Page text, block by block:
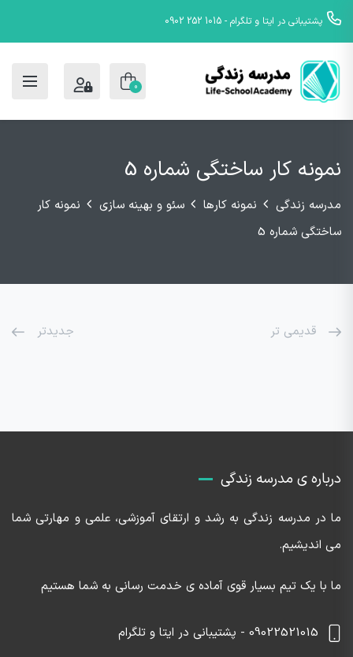
پشتیبانی در ایتا و تلگرام - 1015 252 0902
0
نمونه کار ساختگی شماره 5
مدرسه زندگی نمونه کارها سئو و بهینه سازی
نمونه کار
ساختگی شماره 5
قدیمی تر جدیدتر
درباره ی مدرسه زندگی
ما در مدرسه زندگی به رشد و ارتقای آموزشی، علمی و مهارتی شما
می اندیشیم.
ما با یک تیم بسیار قوی آماده ی خدمت رسانی به شما هستیم
09022521015 - پشتیبانی در ایتا و تلگرام